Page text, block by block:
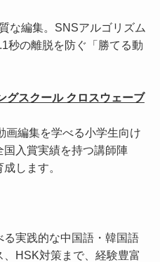
な編集。SNSアルゴリズム
秒の離脱を防ぐ「勝てる動
グスクール クロスウェーブ
画編集を学べる小学生向け
入賞実績を持つ講師陣
します。
実践的な中国語・韓国語
HSK対策まで、経験豊富